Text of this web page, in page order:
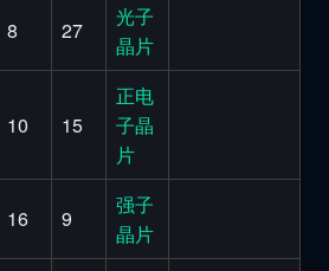
8 27
光子
晶片
10 15
正电
子晶
片
16 9
强子
晶片